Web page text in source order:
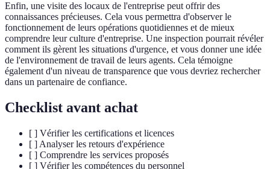
Enfin, une visite des locaux de l'entreprise peut offrir des
connaissances précieuses. Cela vous permettra d'observer le
fonctionnement de leurs opérations quotidiennes et de mieux
comprendre leur culture d'entreprise. Une inspection pourrait révéler
comment ils gèrent les situations d'urgence, et vous donner une idée
de l'environnement de travail de leurs agents. Cela témoigne
également d'un niveau de transparence que vous devriez rechercher
dans un partenaire de confiance.
Checklist avant achat
[ ] Vérifier les certifications et licences
[ ] Analyser les retours d'expérience
[ ] Comprendre les services proposés
[ ] Vérifier les compétences du personnel